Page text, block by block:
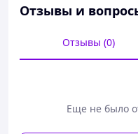
Чтобы обеспечить
аж три застежки-
безопасности
📐В наличии
Отзывы и
Отзывы (0)
Еще не было